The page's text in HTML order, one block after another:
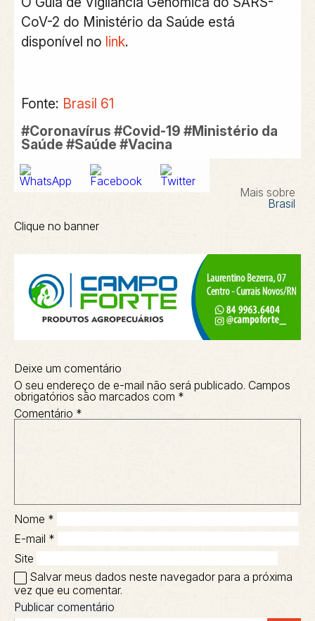
CoV-2 do Ministério da Saúde está
disponível no link.
Fonte: Brasil 61
#Coronavírus #Covid-19 #Ministério da
Saúde #Saúde #Vacina
Mais sobre
Brasil
Clique no banner
Deixe um comentário
O seu endereço de e-mail não será publicado. Campos
obrigatórios são marcados com *
Comentário *
Nome *
E-mail *
Site
Salvar meus dados neste navegador para a próxima
vez que eu comentar.